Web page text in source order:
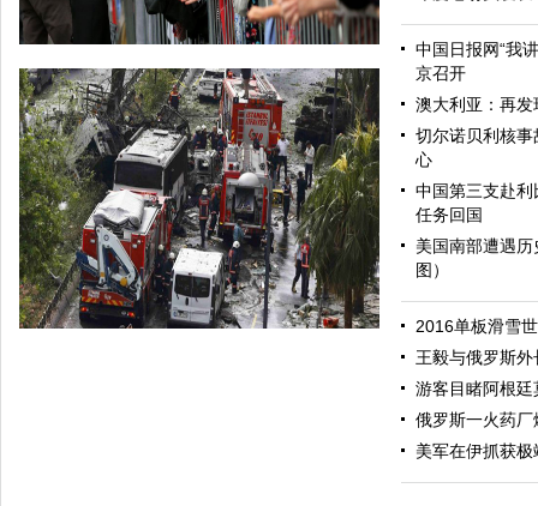
哈里与梅根亮相都柏林街头接受民众欢迎
中国日报网“我
京召开
澳大利亚：再
切尔诺贝利核
心
中国第三支赴
任务回国
美国南部遭遇
图）
2016单板滑雪
王毅与俄罗斯
游客目睹阿根
俄罗斯一火药
美军在伊抓获极